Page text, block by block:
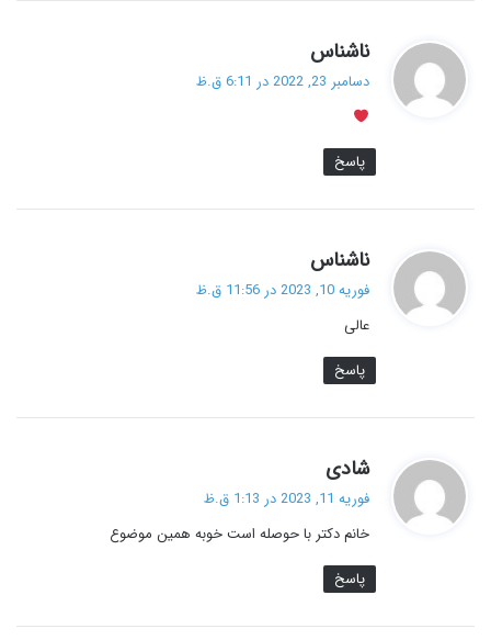
ناشناس
دسامبر 23, 2022 در 6:11 ق.ظ
پاسخ
ناشناس
ف
فوریه 10, 2023 در 11:56 ق.ظ
عالی
پاسخ
شادی
ف
:
فوریه 11, 2023 در 1:13 ق.ظ
خانم دکتر با حوصله است خوبه همین موضوع
پاسخ